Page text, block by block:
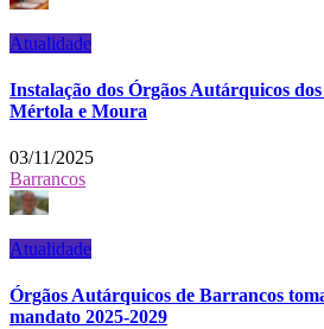
Atualidade
Instalação dos Órgãos Autárquicos
Mértola e Moura
03/11/2025
Barrancos
Atualidade
Órgãos Autárquicos de Barrancos
mandato 2025-2029